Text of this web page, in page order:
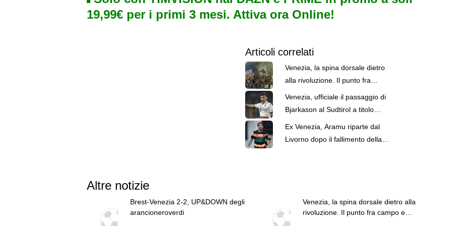
19,99€ per i primi 3 mesi. Attiva ora Online!
Articoli correlati
Venezia, la spina dorsale dietro
alla rivoluzione. Il punto fra
campo e mercato
Venezia, ufficiale il passaggio di
Bjarkason al Sudtirol a titolo
definitivo
Ex Venezia, Aramu riparte dal
Livorno dopo il fallimento della
Altre notizie
Brest-Venezia 2-2, UP&DOWN degli
arancioneroverdi
Venezia, la spina dorsale dietro alla
rivoluzione. Il punto fra campo e